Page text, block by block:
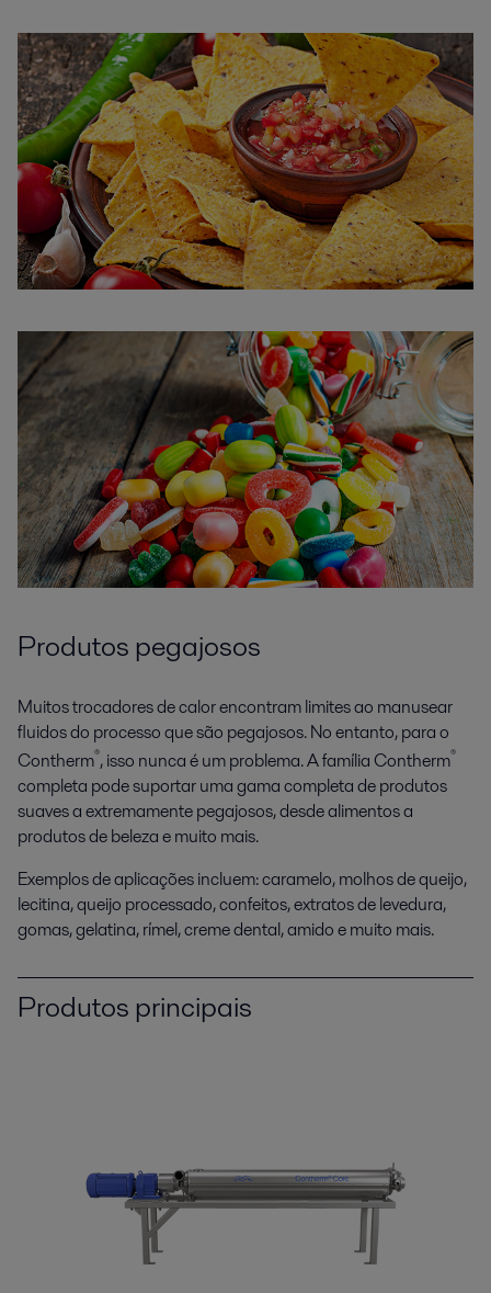
Produtos pegajosos
Muitos trocadores de calor encontram limites ao manusear
fluidos do processo que são pegajosos. No entanto, para o
Contherm®, isso nunca é um problema. A família Contherm®
completa pode suportar uma gama completa de produtos
suaves a extremamente pegajosos, desde alimentos a
produtos de beleza e muito mais.
Exemplos de aplicações incluem: caramelo, molhos de queijo,
lecitina, queijo processado, confeitos, extratos de levedura,
gomas, gelatina, rímel, creme dental, amido e muito mais.
Produtos principais